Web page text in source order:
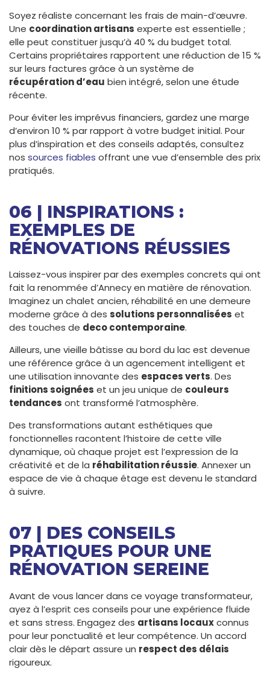
Soyez réaliste concernant les frais de main-d’œuvre.
Une coordination artisans experte est essentielle ;
elle peut constituer jusqu’à 40 % du budget total.
Certains propriétaires rapportent une réduction de 15 %
sur leurs factures grâce à un système de
récupération d’eau bien intégré, selon une étude
récente.
Pour éviter les imprévus financiers, gardez une marge
d’environ 10 % par rapport à votre budget initial. Pour
plus d’inspiration et des conseils adaptés, consultez
nos sources fiables offrant une vue d’ensemble des prix
pratiqués.
06 | INSPIRATIONS :
EXEMPLES DE
RÉNOVATIONS RÉUSSIES
Laissez-vous inspirer par des exemples concrets qui ont
fait la renommée d’Annecy en matière de rénovation.
Imaginez un chalet ancien, réhabilité en une demeure
moderne grâce à des solutions personnalisées et
des touches de deco contemporaine.
Ailleurs, une vieille bâtisse au bord du lac est devenue
une référence grâce à un agencement intelligent et
une utilisation innovante des espaces verts. Des
finitions soignées et un jeu unique de couleurs
tendances ont transformé l’atmosphère.
Des transformations autant esthétiques que
fonctionnelles racontent l’histoire de cette ville
dynamique, où chaque projet est l’expression de la
créativité et de la réhabilitation réussie. Annexer un
espace de vie à chaque étage est devenu le standard
à suivre.
07 | DES CONSEILS
PRATIQUES POUR UNE
RÉNOVATION SEREINE
Avant de vous lancer dans ce voyage transformateur,
ayez à l’esprit ces conseils pour une expérience fluide
et sans stress. Engagez des artisans locauxconnus
pour leur ponctualité et leur compétence. Un accord
clair dès le départ assure un respect des délais
rigoureux.